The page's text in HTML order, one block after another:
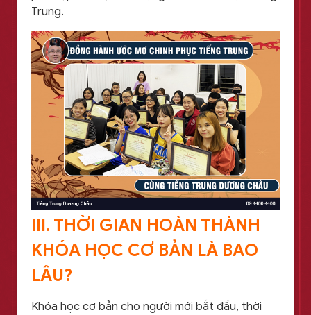
Trung.
III. THỜI GIAN HOÀN THÀNH
KHÓA HỌC CƠ BẢN LÀ BAO
LÂU?
Khóa học cơ bản cho người mới bắt đầu, thời